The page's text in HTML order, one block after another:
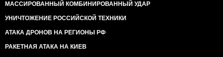
МАССИРОВАННЫЙ КОМБИНИРОВАННЫЙ УДАР
УНИЧТОЖЕНИЕ РОССИЙСКОЙ ТЕХНИКИ
АТАКА ДРОНОВ НА РЕГИОНЫ РФ
РАКЕТНАЯ АТАКА НА КИЕВ